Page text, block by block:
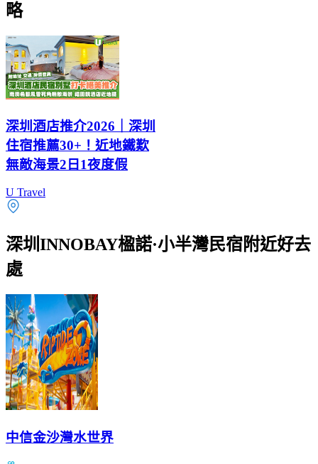
略
深圳酒店推介2026｜深圳
住宿推薦30+！近地鐵歎
無敵海景2日1夜度假
U Travel
深圳INNOBAY楹諾·小半灣民宿附近好去
處
中信金沙灣水世界